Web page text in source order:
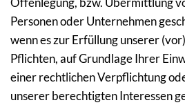
Personen oder Unternehmen
wenn es zur Erfüllung unserer
Pflichten, auf Grundlage Ihrer
einer rechtlichen Verpflichtung
unserer berechtigten Interessen